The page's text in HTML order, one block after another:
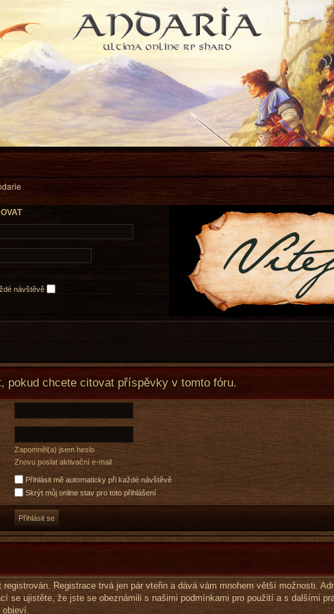
návštěvě
pokud chcete citovat příspěvky v tomto fóru.
Zapomněl(a) jsem heslo
Znovu poslat aktivační e-mail
Přihlásit mě automaticky při každé návštěvě
Skrýt můj online stav pro toto přihlášení
Registrace trvá jen pár vteřin a dává vám mnohem větší možnosti.
se ujistěte, že jste se obeznámili s našimi podmínkami pro použití a s dalšími